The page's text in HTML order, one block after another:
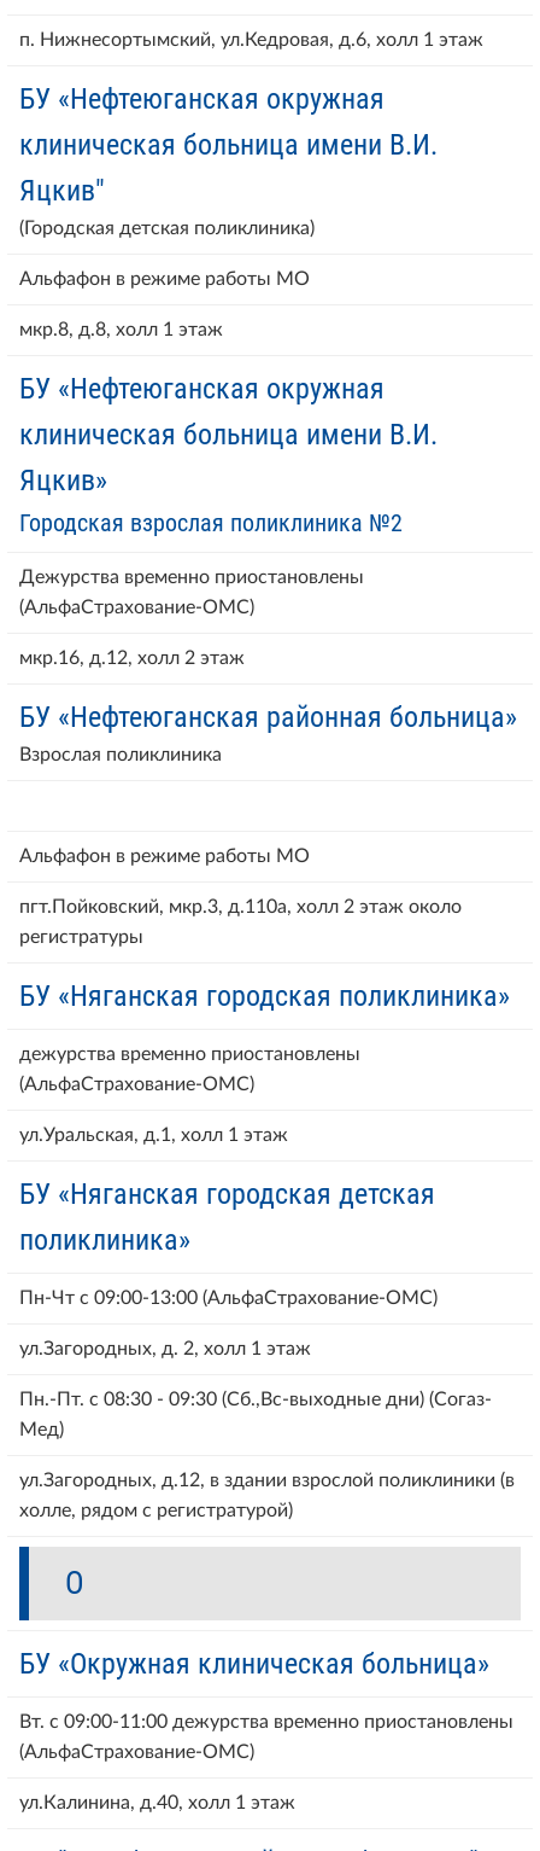
п. Нижнесортымский, ул.Кедровая, д.6, холл 1 этаж
БУ «Нефтеюганская окружная
клиническая больница имени В.И.
Яцкив"
(Городская детская поликлиника)
Альфафон в режиме работы МО
мкр.8, д.8, холл 1 этаж
БУ «Нефтеюганская окружная
клиническая больница имени В.И.
Яцкив»
Городская взрослая поликлиника №2
Дежурства временно приостановлены
(АльфаСтрахование-ОМС)
мкр.16, д.12, холл 2 этаж
БУ «Нефтеюганская районная больница»
Взрослая поликлиника
Альфафон в режиме работы МО
пгт.Пойковский, мкр.3, д.110а, холл 2 этаж около
регистратуры
БУ «Няганская городская поликлиника»
дежурства временно приостановлены
(АльфаСтрахование-ОМС)
ул.Уральская, д.1, холл 1 этаж
БУ «Няганская городская детская
поликлиника»
Пн-Чт с 09:00-13:00 (АльфаСтрахование-ОМС)
ул.Загородных, д. 2, холл 1 этаж
Пн.-Пт. с 08:30 - 09:30 (Сб.,Вс-выходные дни) (Согаз-
Мед)
ул.Загородных, д.12, в здании взрослой поликлиники (в
холле, рядом с регистратурой)
О
БУ «Окружная клиническая больница»
Вт. с 09:00-11:00 дежурства временно приостановлены
(АльфаСтрахование-ОМС)
ул.Калинина, д.40, холл 1 этаж